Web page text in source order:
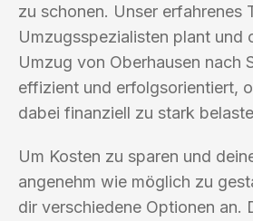
zu schonen. Unser erfahrenes
Umzugsspezialisten plant und
Umzug von Oberhausen nach
effizient und erfolgsorientiert,
dabei finanziell zu stark
Um Kosten zu sparen und
angenehm wie möglich zu
dir verschiedene Optionen an.